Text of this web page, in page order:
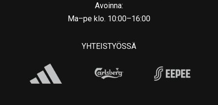
Avoinna:
Ma–pe klo. 10:00–16:00
YHTEISTYÖSSÄ